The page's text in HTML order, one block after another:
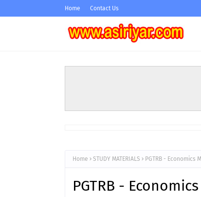
Home Contact Us
Home STUDY MATERIALS PGTRB - Economics
PGTRB -